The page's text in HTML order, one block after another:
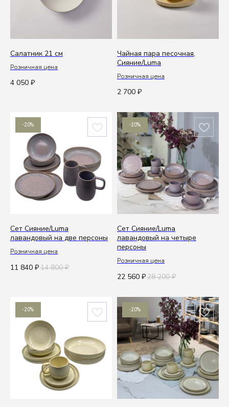
Салатник 21 см
Розничная цена
4 050 ₽
Чайная пара песочная,
Сияние/Luma
Розничная цена
2 700 ₽
-20%
Сет Сияние/Luma
лавандовый на две персоны
Розничная цена
11 840 ₽14 800 ₽
-20%
Сет Сияние/Luma
лавандовый на четыре
персоны
Розничная цена
22 560 ₽28 200 ₽
-20% -20%